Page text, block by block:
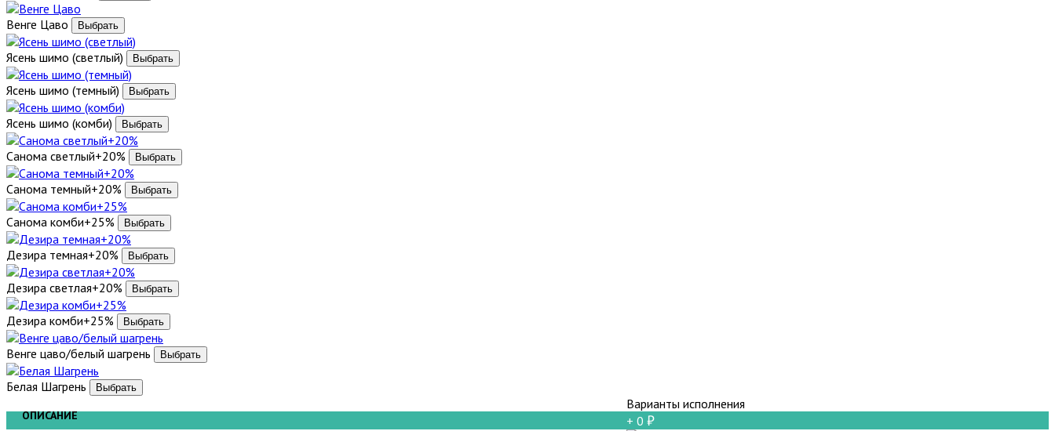
Венге Цаво
Ясень шимо (светлый)
Ясень шимо (темный)
Ясень шимо (комби)
Санома светлый+20%
Санома темный+20%
Санома комби+25%
Дезира темная+20%
Дезира светлая+20%
Дезира комби+25%
Венге цаво/белый шагрень
Белая Шагрень
ОПИСАНИЕ
Варианты исполнения
+ 0